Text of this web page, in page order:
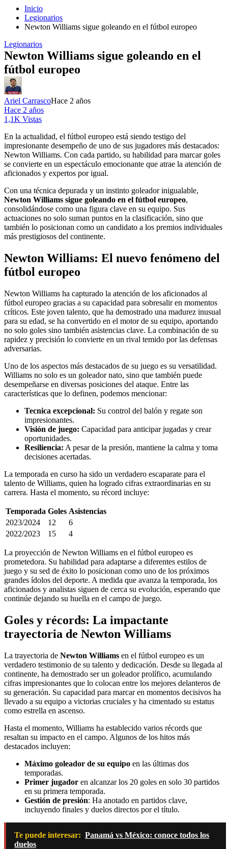
Inicio
Legionarios
Newton Williams sigue goleando en el fútbol europeo
Legionarios
Newton Williams sigue goleando en el
fútbol europeo
Ariel CarrascoHace 2 años
Hace 2 años
1,1K Vistas
En la actualidad, el fútbol europeo está siendo testigo del
impresionante desempeño de uno de sus jugadores más destacados:
Newton Williams. Con cada partido, su habilidad para marcar goles
se convierte en un espectáculo emocionante que atrae la atención de
aficionados y expertos por igual.
Con una técnica depurada y un instinto goleador inigualable,
Newton Williams sigue goleando en el fútbol europeo,
consolidándose como una figura clave en su equipo. Sus
actuaciones no solo suman puntos en la clasificación, sino que
también lo posicionan como un candidato a los premios individuales
más prestigiosos del continente.
Newton Williams: El nuevo fenómeno del
fútbol europeo
Newton Williams ha capturado la atención de los aficionados al
fútbol europeo gracias a su capacidad para sobresalir en momentos
críticos. Este joven talento, que ha demostrado una madurez inusual
para su edad, se ha convertido en el motor de su equipo, aportando
no solo goles sino también asistencias clave. La combinación de su
rapidez y precisión lo convierte en un rival temido por las defensas
adversarias.
Uno de los aspectos más destacados de su juego es su versatilidad.
Williams no solo es un goleador nato, sino que también puede
desempeñarse en diversas posiciones del ataque. Entre las
características que lo definen, podemos mencionar:
Tecnica excepcional: Su control del balón y regate son
impresionantes.
Visión de juego: Capacidad para anticipar jugadas y crear
oportunidades.
Resiliencia: A pesar de la presión, mantiene la calma y toma
decisiones acertadas.
La temporada en curso ha sido un verdadero escaparate para el
talento de Williams, quien ha logrado cifras extraordinarias en su
carrera. Hasta el momento, su récord incluye:
Temporada Goles Asistencias
2023/2024
12
6
2022/2023
15 4
La proyección de Newton Williams en el fútbol europeo es
prometedora. Su habilidad para adaptarse a diferentes estilos de
juego y su sed de éxito lo posicionan como uno de los próximos
grandes ídolos del deporte. A medida que avanza la temporada, los
aficionados y analistas siguen de cerca su evolución, esperando que
continúe dejando su huella en el campo de juego.
Goles y récords: La impactante
trayectoria de Newton Williams
La trayectoria de Newton Williams en el fútbol europeo es un
verdadero testimonio de su talento y dedicación. Desde su llegada al
continente, ha demostrado ser un goleador prolífico, acumulando
cifras impresionantes que lo colocan entre los mejores delanteros de
su generación. Su capacidad para marcar en momentos decisivos ha
llevado a su equipo a victorias cruciales y ha cimentado su estatus
como estrella en ascenso.
Hasta el momento, Williams ha establecido varios récords que
resaltan su impacto en el campo. Algunos de los hitos más
destacados incluyen:
Máximo goleador de su equipo en las últimas dos
temporadas.
Primer jugador en alcanzar los 20 goles en solo 30 partidos
en su primera temporada.
Gestión de presión: Ha anotado en partidos clave,
incluyendo finales y duelos directos por el título.
Te puede interesar: Panamá vs México: conoce todos los
duelos